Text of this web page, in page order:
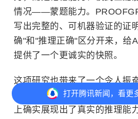
情况——蒙题能力。
写出完整的、可机器验证的证
确"和"推理正确"区分开来，给
提供了一个更诚实的快照。
这项研究也带来了一个令人振
强的几个AI模型在相当难度的
上确实展现出了真实的推理能
打开腾讯新闻，看更